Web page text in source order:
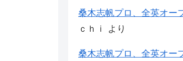
桑木志帆プロ、全英オー
ｃｈｉ
より
桑木志帆プロ、全英オー